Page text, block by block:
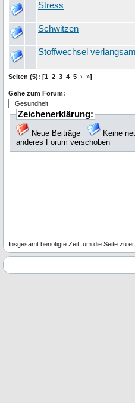
Stress
Schwitzen
Stoffwechsel
Seiten (5): [1 2 3 4 5 › »]
Gehe zum Forum:
Zeichenerklärung:
Neue Beiträge Keine
anderes Forum verschoben
Insgesamt benötigte Zeit, um die Seite zu